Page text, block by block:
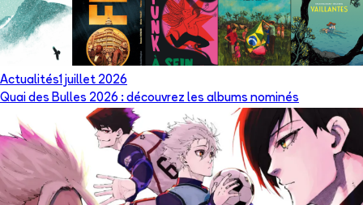
Actualités1 juillet 2026
Quai des Bulles 2026 : découvrez les albums nominés